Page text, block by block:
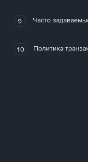
9 Часто
10 Политика